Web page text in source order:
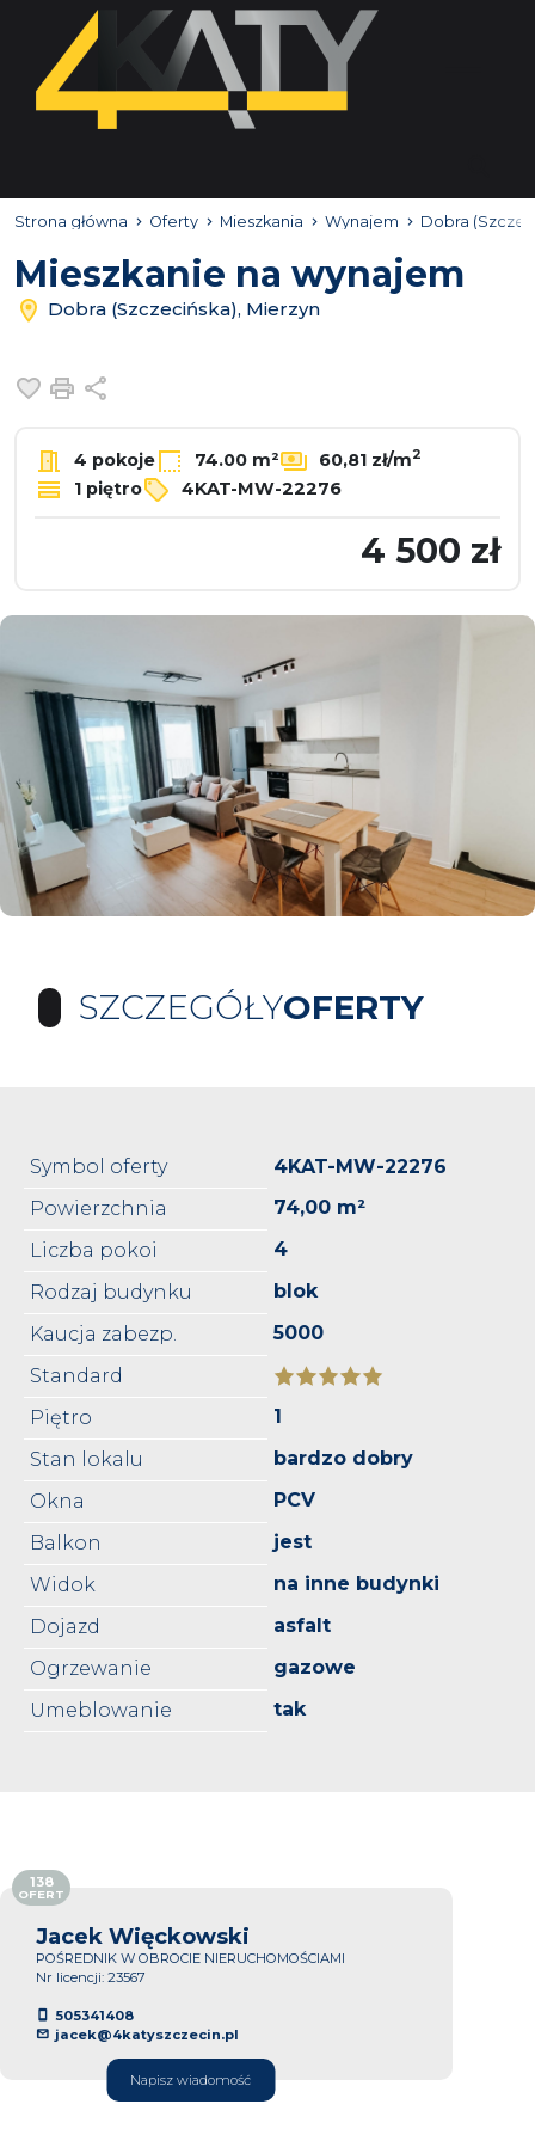
Strona główna Oferty Mieszkania Wynajem Dobra
Mieszkanie na wynajem
Dobra (Szczecińska), Mierzyn
Dodaj do ulubionych
Drukuj
4 pokoje 74.00 m² 60,81 zł/m2
1 piętro 4KAT-MW-22276
4 500 zł
SZCZEGÓŁYOFERTY
Symbol oferty
4KAT-MW-22276
Powierzchnia
74,00 m²
Liczba pokoi
4
Rodzaj budynku
blok
Kaucja zabezp.
5000
Standard
Piętro
1
Stan lokalu
bardzo dobry
Okna
PCV
Balkon
jest
Widok
na inne budynki
Dojazd
asfalt
Ogrzewanie
gazowe
Umeblowanie
tak
Jacek Więckowski
POŚREDNIK W OBROCIE NIERUCHOMOŚCIAMI
Nr licencji: 23567
505341408
jacek@4katyszczecin.pl
Napisz wiadomość
138
OFERT